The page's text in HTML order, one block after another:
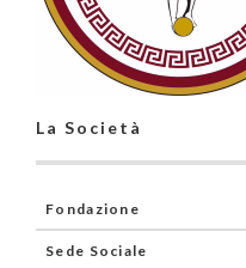
La Società
Fondazione
Sede Sociale